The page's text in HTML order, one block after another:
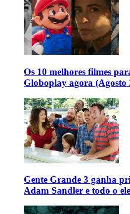
Os 10 melhores filmes
Globoplay agora (Agosto
Gente Grande 3 ganha
Adam Sandler e todo o